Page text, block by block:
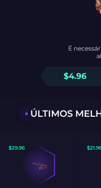
$4.96
É
ÚLTIMOS
$29.96 $